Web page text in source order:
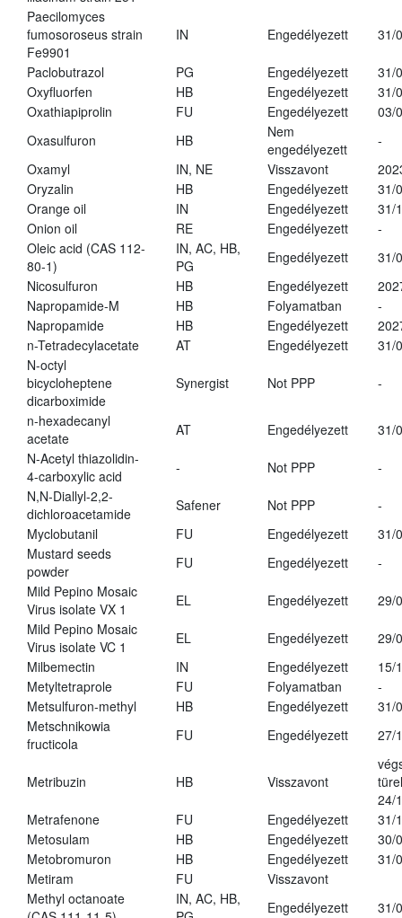
Paecilomyces
fumosoroseus strain
Fe9901
IN Engedélyezett 31/
Paclobutrazol PG Engedélyezett
31/
Oxyfluorfen
HB Engedélyezett
31/
Oxathiapiprolin
FU Engedélyezett
03/
Oxasulfuron
HB
Nem
engedélyezett
-
Oxamyl
IN, NE Visszavont
Oryzalin
HB Engedélyezett
31/
Orange oil
IN Engedélyezett
31/
Onion oil
RE Engedélyezett
-
Oleic acid (CAS 112-
80-1)
IN, AC, HB,
PG
Engedélyezett
31/
Nicosulfuron
HB Engedélyezett
Napropamide-M
HB Folyamatban
-
Napropamide
HB Engedélyezett
n-Tetradecylacetate
AT Engedélyezett
31/
N-octyl
bicycloheptene
dicarboximide
Synergist Not PPP -
n-hexadecanyl
acetate
AT Engedélyezett
31/
N-Acetyl thiazolidin-
4-carboxylic acid
- Not PPP
-
N,N-Diallyl-2,2-
dichloroacetamide
Safener Not PPP
-
Myclobutanil
FU Engedélyezett
31/
Mustard seeds
powder
FU Engedélyezett
-
Mild Pepino Mosaic
Virus isolate VX 1
EL Engedélyezett
29/
Mild Pepino Mosaic
Virus isolate VC 1
EL Engedélyezett
29/
Milbemectin
IN Engedélyezett
15/
Metyltetraprole
FU Folyamatban
-
Metsulfuron-methyl
HB Engedélyezett
31/
Metschnikowia
fructicola
FU Engedélyezett 27/
Metribuzin HB Visszavont
24/
Metrafenone
FU Engedélyezett
31/
Metosulam
HB Engedélyezett
30/
Metobromuron
HB Engedélyezett
31/
Metiram
FU
Visszavont
Methyl octanoate
IN, AC, HB,
Engedélyezett 31/